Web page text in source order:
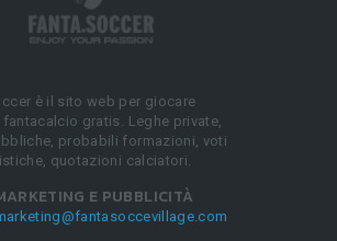
è il sito web per giocare
fantacalcio gratis. Leghe private,
probabili formazioni, voti
quotazioni calciatori.
E PUBBLICITÀ